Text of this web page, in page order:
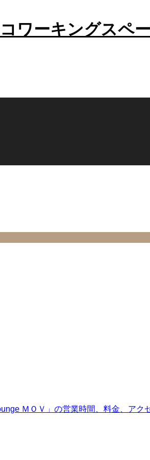
ワーキングスペ
ＭＯＶ」の営業時間、料金、ア